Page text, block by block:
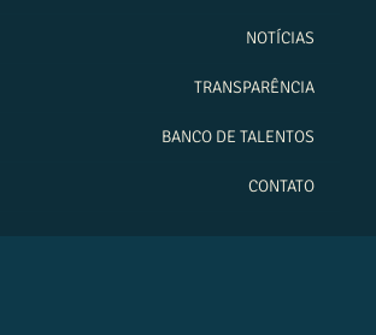
NOTÍCIAS
TRANSPARÊNCIA
BANCO DE TALENTOS
CONTATO